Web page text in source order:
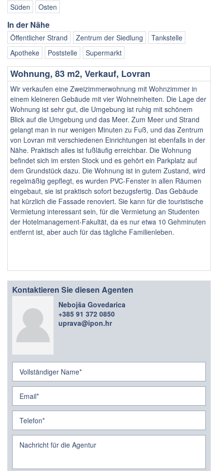
Süden Osten
In der Nähe
Öffentlicher Strand Zentrum der Siedlung
Tankstelle
Apotheke
Poststelle Supermarkt
Wohnung, 83 m2, Verkauf, Lovran
Wir verkaufen eine Zweizimmerwohnung mit Wohnzimmer in
einem kleineren Gebäude mit vier Wohneinheiten. Die Lage der
Wohnung ist sehr gut, die Umgebung ist ruhig mit schönem
Blick auf die Umgebung und das Meer. Zum Meer und Strand
gelangt man in nur wenigen Minuten zu Fuß, und das Zentrum
von Lovran mit verschiedenen Einrichtungen ist ebenfalls in der
Nähe. Praktisch alles ist fußläufig erreichbar. Die Wohnung
befindet sich im ersten Stock und es gehört ein Parkplatz auf
dem Grundstück dazu. Die Wohnung ist in gutem Zustand, wird
regelmäßig gepflegt, es wurden PVC-Fenster in allen Räumen
eingebaut, sie ist praktisch sofort bezugsfertig. Das Gebäude
hat kürzlich die Fassade renoviert. Sie kann für die touristische
Vermietung interessant sein, für die Vermietung an Studenten
der Hotelmanagement-Fakultät, da es nur etwa 10 Gehminuten
entfernt ist, aber auch für das tägliche Familienleben.
Kontaktieren Sie diesen Agenten
Nebojša Govedarica
+385 91 372 0850
uprava@ipon.hr